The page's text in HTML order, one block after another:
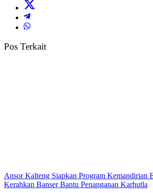
Pos Terkait
Ansor Kalteng Siapkan Program Kemandirian
Kerahkan Banser Bantu Penanganan Karhutla